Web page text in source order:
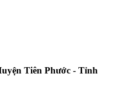
Tiên Phước - Tỉnh